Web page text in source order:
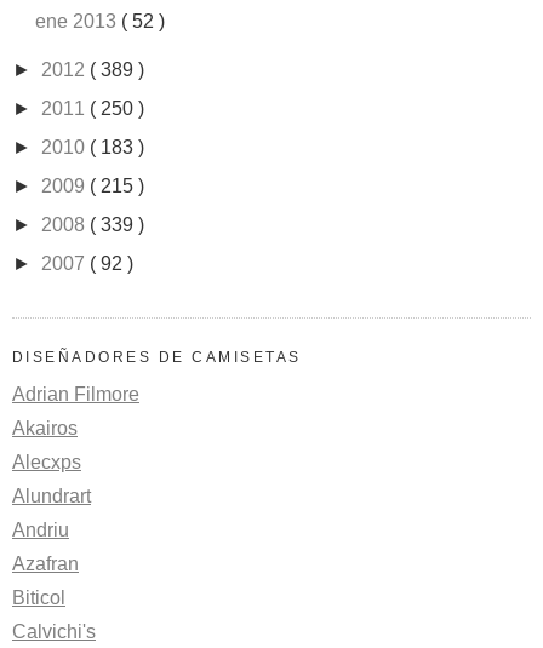
ene 2013 ( 52 )
► 2012 ( 389 )
► 2011 ( 250 )
► 2010 ( 183 )
► 2009 ( 215 )
► 2008 ( 339 )
► 2007 ( 92 )
DISEÑADORES DE CAMISETAS
Adrian Filmore
Akairos
Alecxps
Alundrart
Andriu
Azafran
Biticol
Calvichi's